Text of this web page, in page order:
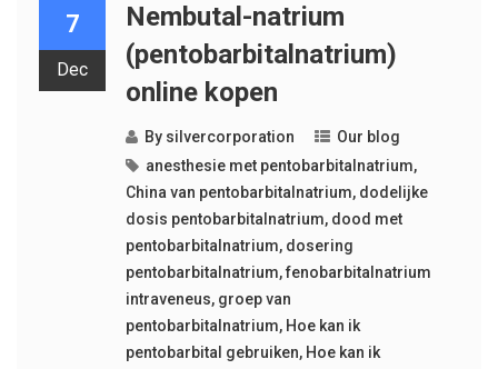
7
Dec
Nembutal-natrium
(pentobarbitalnatrium)
online kopen
By silvercorporation
Our blog
anesthesie met pentobarbitalnatrium,
China van pentobarbitalnatrium, dodelijke
dosis pentobarbitalnatrium, dood met
pentobarbitalnatrium, dosering
pentobarbitalnatrium,fenobarbitalnatrium
intraveneus, groep van
pentobarbitalnatrium, Hoe kan ik
pentobarbital gebruiken, Hoe kan ik